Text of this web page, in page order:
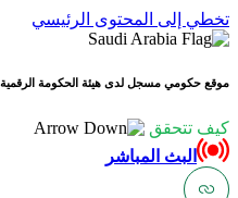
تخطي إلى المحتوى الرئيسي
موقع حكومي مسجل لدى هيئة الحكومة الرقمية
كيف تتحقق
البث المباشر